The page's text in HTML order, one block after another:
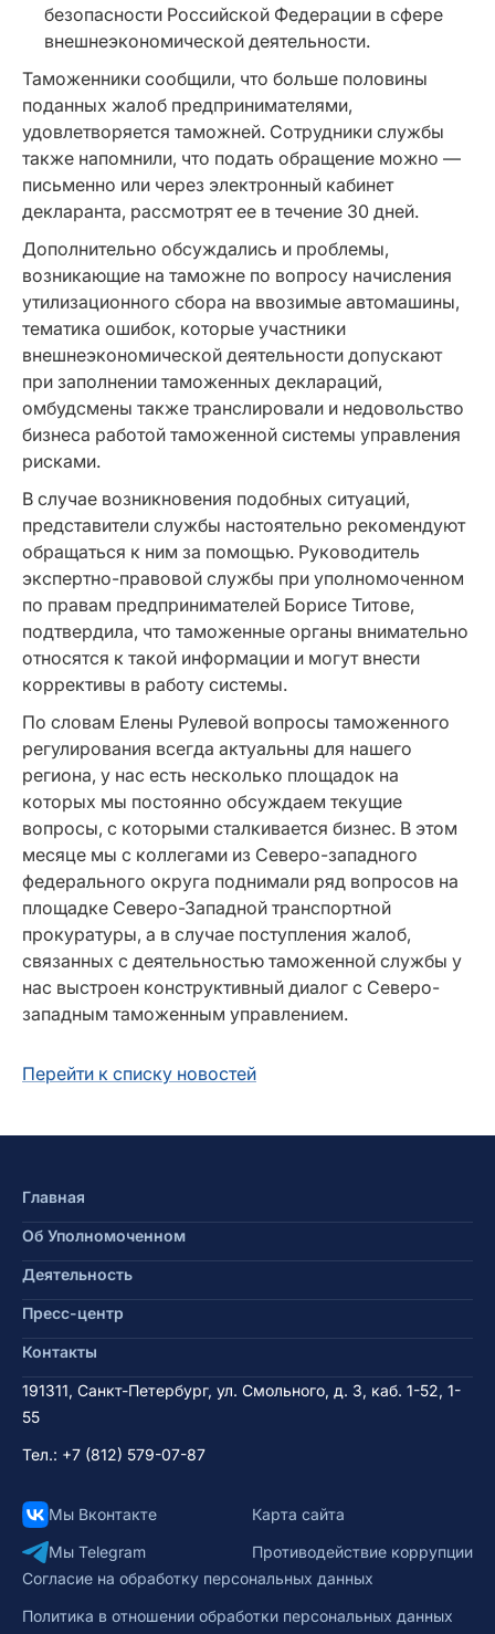
безопасности Российской Федерации в сфере
внешнеэкономической деятельности.
Таможенники сообщили, что больше половины
поданных жалоб предпринимателями,
удовлетворяется таможней. Сотрудники службы
также напомнили, что подать обращение можно —
письменно или через электронный кабинет
декларанта, рассмотрят ее в течение 30 дней.
Дополнительно обсуждались и проблемы,
возникающие на таможне по вопросу начисления
утилизационного сбора на ввозимые автомашины,
тематика ошибок, которые участники
внешнеэкономической деятельности допускают
при заполнении таможенных деклараций,
омбудсмены также транслировали и недовольство
бизнеса работой таможенной системы управления
рисками.
В случае возникновения подобных ситуаций,
представители службы настоятельно рекомендуют
обращаться к ним за помощью. Руководитель
экспертно-правовой службы при уполномоченном
по правам предпринимателей Борисе Титове,
подтвердила, что таможенные органы внимательно
относятся к такой информации и могут внести
коррективы в работу системы.
По словам Елены Рулевой вопросы таможенного
регулирования всегда актуальны для нашего
региона, у нас есть несколько площадок на
которых мы постоянно обсуждаем текущие
вопросы, с которыми сталкивается бизнес. В этом
месяце мы с коллегами из Северо-западного
федерального округа поднимали ряд вопросов на
площадке Северо-Западной транспортной
прокуратуры, а в случае поступления жалоб,
связанных с деятельностью таможенной службы у
нас выстроен конструктивный диалог с Северо-
западным таможенным управлением.
Перейти к списку новостей
Главная
Об Уполномоченном
Деятельность
Пресс-центр
Контакты
191311, Санкт-Петербург, ул. Смольного, д. 3, каб. 1-52, 1-
55
Тел.: +7 (812) 579-07-87
Мы Вконтакте
Мы Telegram
Карта сайта
Противодействие коррупции
Согласие на обработку персональных данных
Политика в отношении обработки персональных данных